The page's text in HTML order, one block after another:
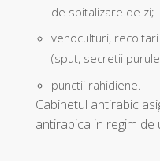
de spitalizare de zi;
venoculturi,
(sput, secretii
punctii rahidiene.
Cabinetul antirabic
antirabica in regim